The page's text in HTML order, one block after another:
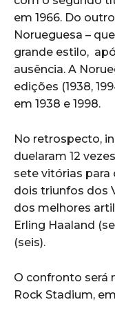
em 1966. Do
Norueguesa –
grande estilo,
ausência. A
edições (1938,
em 1938 e 1998.
No retrospecto,
duelaram 12
sete vitórias para
dois triunfos dos
dos melhores
Erling Haaland
(seis).
O confronto será
Rock Stadium,